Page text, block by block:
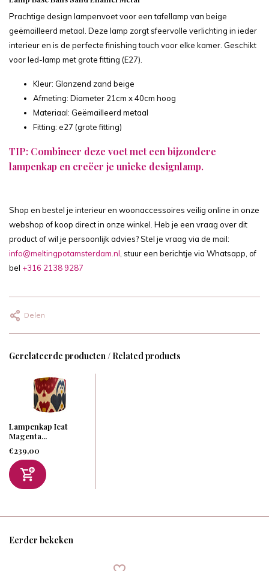
Prachtige design lampenvoet voor een tafellamp van beige
geëmailleerd metaal. Deze lamp zorgt sfeervolle verlichting in ieder
interieur en is de perfecte finishing touch voor elke kamer. Geschikt
voor led-lamp met grote fitting (E27).
Kleur: Glanzend zand beige
Afmeting: Diameter 21cm x 40cm hoog
Materiaal: Geëmailleerd metaal
Fitting: e27 (grote fitting)
TIP: Combineer deze voet met eenbijzondere
lampenkap en creëer je unieke designlamp.
Shop en bestel je interieur en woonaccessoires veilig online in onze
webshop of koop direct in onze winkel. Heb je een vraag over dit
product of wil je persoonlijk advies? Stel je vraag via de mail:
info@meltingpotamsterdam.nl, stuur een berichtje via Whatsapp, of
bel +316 2138 9287
Delen
Gerelateerde producten / Related products
Lampenkap Icat
Magenta...
€239,00
Eerder bekeken